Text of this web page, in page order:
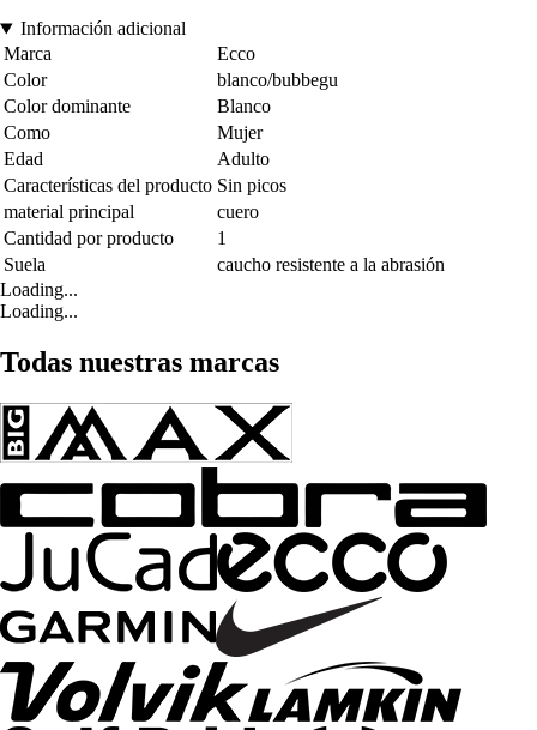
Información adicional
Marca
Ecco
Color
blanco/bubbegu
Color dominante
Blanco
Como
Mujer
Edad
Adulto
Características del producto Sin picos
material principal
cuero
Cantidad por producto
1
Suela
caucho resistente a la abrasión
Loading...
Loading...
Todas nuestras marcas